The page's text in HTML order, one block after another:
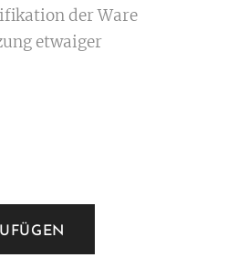
der Ware
etwaiger